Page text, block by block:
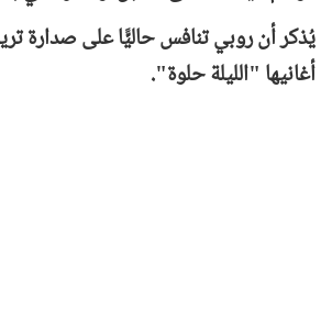
يُذكر أن روبي تنافس حاليًّا على صدارة
أغانيها "الليلة حلوة".